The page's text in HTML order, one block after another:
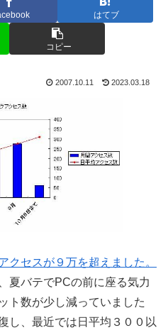
はてブ
コピー
2007.10.11 2023.03.18
クセスが９万を超えました。
夏バテでPCの前に座る気力
ト数が少し減っていました
し、最近では日平均３００以